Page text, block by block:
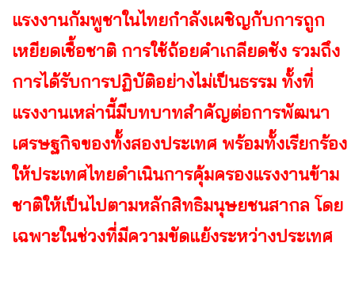
แรงงานกัมพูชาในไทยกำลังเผชิญกับการถูก
เหยียดเชื้อชาติ การใช้ถ้อยคำเกลียดชัง รวมถึง
การได้รับการปฏิบัติอย่างไม่เป็นธรรม ทั้งที่
แรงงานเหล่านี้มีบทบาทสำคัญต่อการพัฒนา
เศรษฐกิจของทั้งสองประเทศ พร้อมทั้งเรียกร้อง
ให้ประเทศไทยดำเนินการคุ้มครองแรงงานข้าม
ชาติให้เป็นไปตามหลักสิทธิมนุษยชนสากล โดย
เฉพาะในช่วงที่มีความขัดแย้งระหว่างประเทศ